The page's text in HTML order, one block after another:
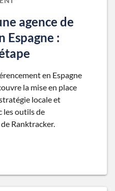
agence de
Espagne :
en Espagne
la mise en place
locale et
les outils de
Ranktracker.